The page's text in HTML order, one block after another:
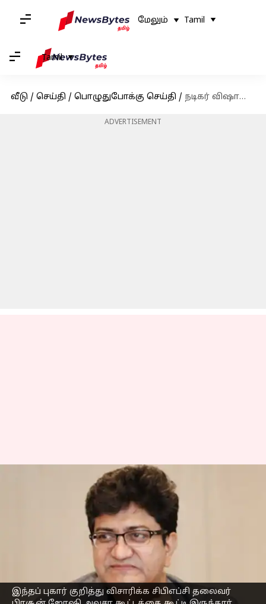
மேலும் Tamil
Tamil
வீடு / செய்தி / பொழுதுபோக்கு செய்தி / நடிகர் விஷாலின் லஞ்ச குற்றச்சாட்டுக்கு, சென்சார் போர்டு பதில்
ADVERTISEMENT
இந்தப் புகார் குறித்து விசாரிக்க சிபிஎப்சி தலைவர்
நடிகர் விஷாலின் லஞ்ச
குற்றச்சாட்டுக்கு,
சென்சார் போர்டு பதில்
Oct 04, 2023 05:10 pm
செய்தி முன்னோட்டம்
நடிகர் விஷால்சமீபத்தில் தனது மார்க்